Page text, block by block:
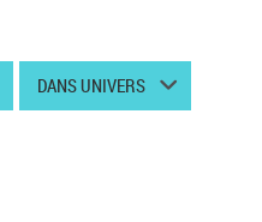
DANS UNIVERS